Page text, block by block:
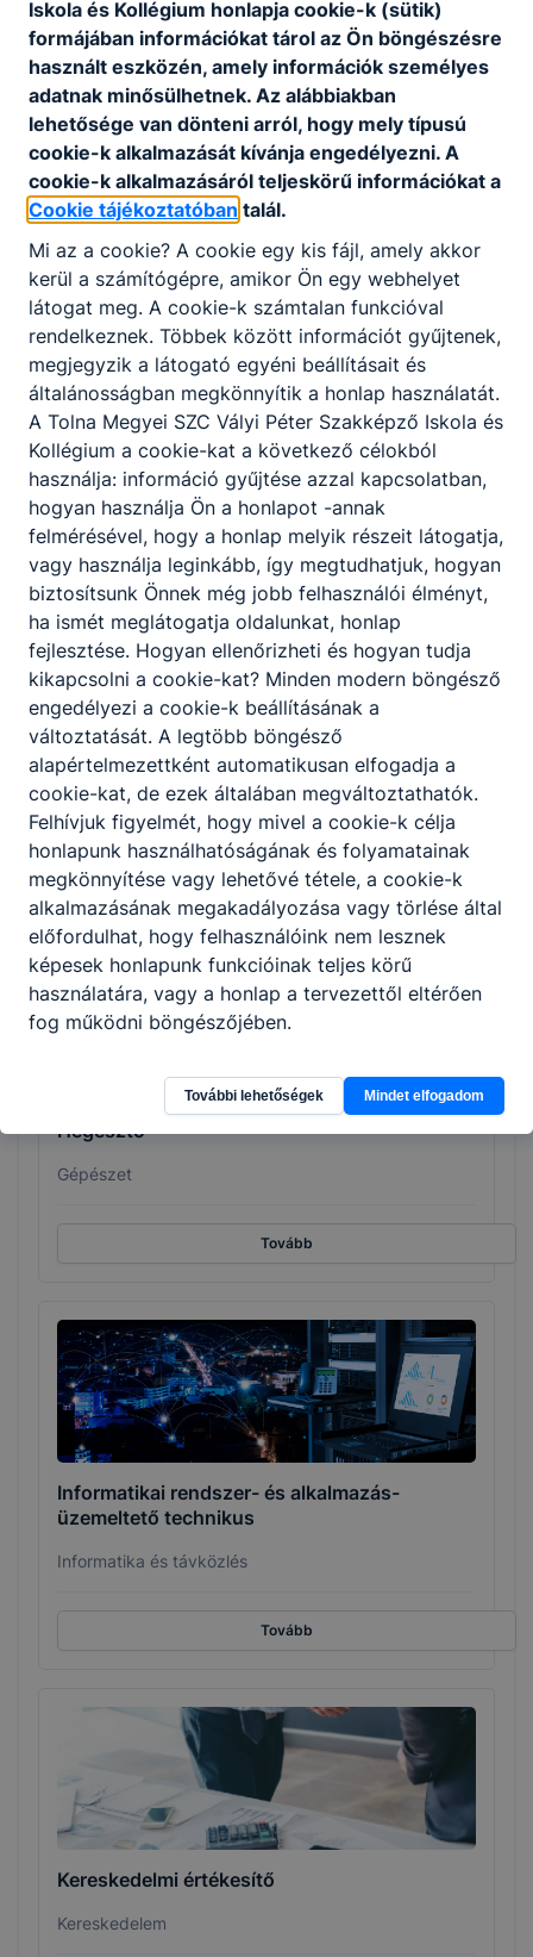
követően egyenes úton, már megszerzett
kreditekkel juthatnak be az adott egyetem
szakirányú képzésébe.
Szakmák
Épület- és szerkezetlakatos
Gépészet
Tovább
Festő, mázoló, tapétázó
Építőipar
Tovább
Hegesztő
Gépészet
Tovább
Informatikai rendszer- és alkalmazás-
üzemeltető technikus
Informatika és távközlés
Tovább
Kereskedelmi értékesítő
Kereskedelem
Iskola és Kollégium honlapja cookie-k (sütik)
formájában információkat tárol az Ön böngészésre
használt eszközén, amely információk személyes
adatnak minősülhetnek. Az alábbiakban
lehetősége van dönteni arról, hogy mely típusú
cookie-k alkalmazását kívánja engedélyezni. A
cookie-k alkalmazásáról teljeskörű információkat a
Cookie tájékoztatóban talál.
Mi az a cookie? A cookie egy kis fájl, amely akkor
kerül a számítógépre, amikor Ön egy webhelyet
látogat meg. A cookie-k számtalan funkcióval
rendelkeznek. Többek között információt gyűjtenek,
megjegyzik a látogató egyéni beállításait és
általánosságban megkönnyítik a honlap használatát.
A Tolna Megyei SZC Vályi Péter Szakképző Iskola és
Kollégium a cookie-kat a következő célokból
használja: információ gyűjtése azzal kapcsolatban,
hogyan használja Ön a honlapot -annak
felmérésével, hogy a honlap melyik részeit látogatja,
vagy használja leginkább, így megtudhatjuk, hogyan
biztosítsunk Önnek még jobb felhasználói élményt,
ha ismét meglátogatja oldalunkat, honlap
fejlesztése. Hogyan ellenőrizheti és hogyan tudja
kikapcsolni a cookie-kat? Minden modern böngésző
engedélyezi a cookie-k beállításának a
változtatását. A legtöbb böngésző
alapértelmezettként automatikusan elfogadja a
cookie-kat, de ezek általában megváltoztathatók.
Felhívjuk figyelmét, hogy mivel a cookie-k célja
honlapunk használhatóságának és folyamatainak
megkönnyítése vagy lehetővé tétele, a cookie-k
alkalmazásának megakadályozása vagy törlése által
előfordulhat, hogy felhasználóink nem lesznek
képesek honlapunk funkcióinak teljes körű
használatára, vagy a honlap a tervezettől eltérően
fog működni böngészőjében.
További lehetőségek Mindet elfogadom